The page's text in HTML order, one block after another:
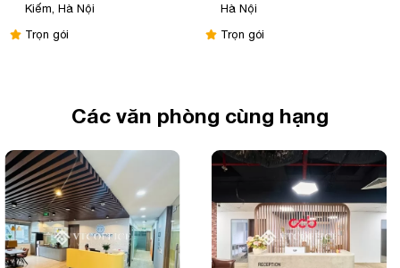
Kiếm, Hà Nội
Trọn gói
Hà Nội
Trọn gói
Các văn phòng cùng hạng